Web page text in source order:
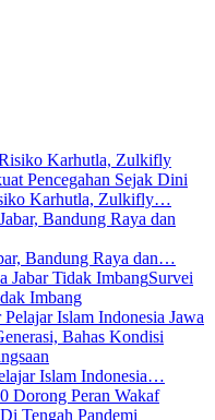
Karhutla, Zulkifly…
Bandung Raya dan…
Survei
Imbang
Islam Indonesia…